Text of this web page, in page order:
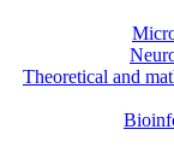
Theoretical and